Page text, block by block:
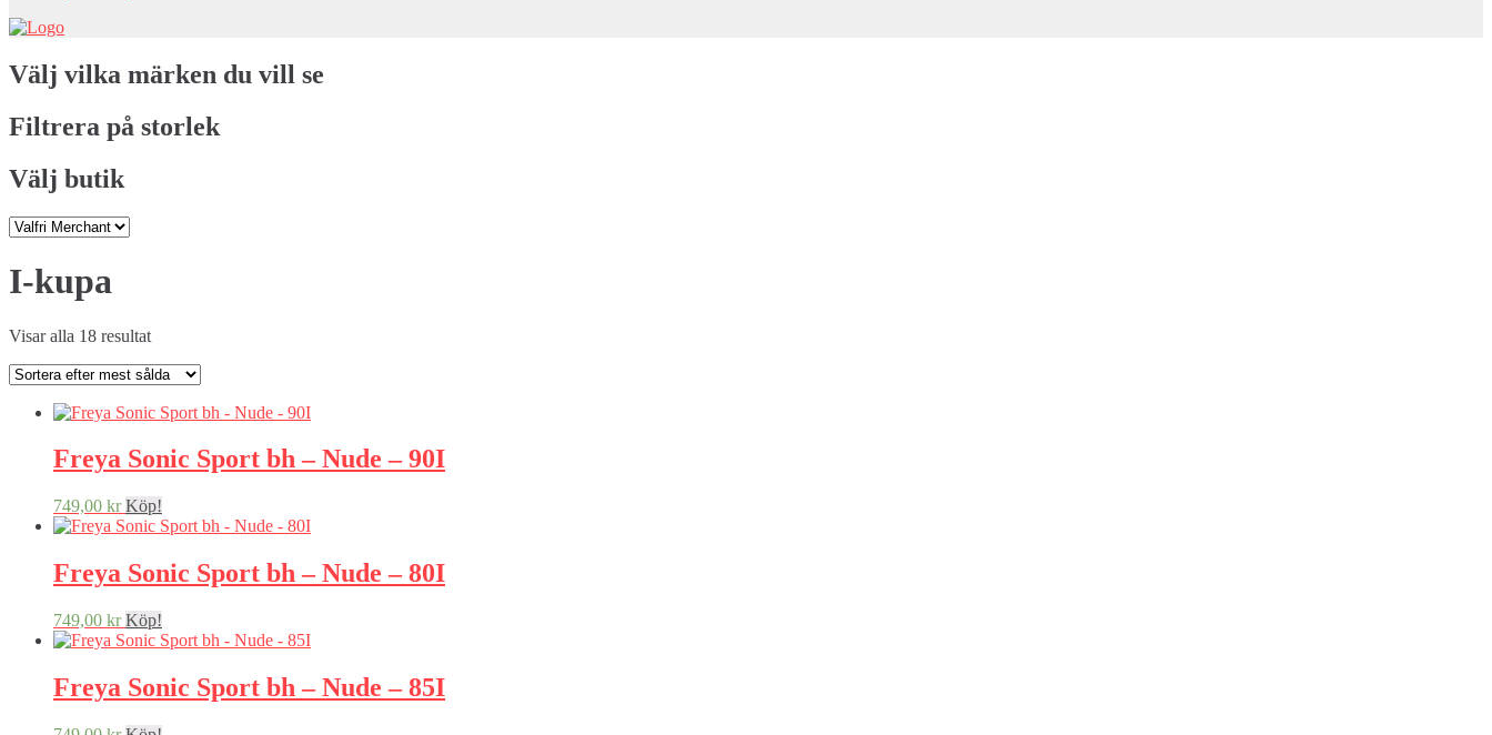
Välj vilka märken du vill se
Filtrera på storlek
Välj butik
I-kupa
Visar alla 18 resultat
Freya Sonic Sport bh – Nude – 90I
749,00 kr Köp!
Freya Sonic Sport bh – Nude – 80I
749,00 kr Köp!
Freya Sonic Sport bh – Nude – 85I